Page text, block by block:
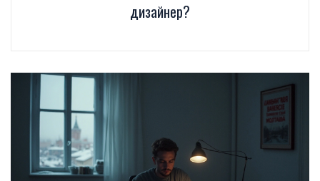
дизайнер?